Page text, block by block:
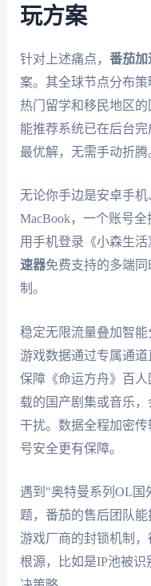
玩方案
针对上述痛点， 番茄加
案。其全球节点分布
热门留学和移民地区
能推荐系统已在后台
最优解，无需手动折腾
无论你手边是安卓手机
MacBook，一个账号
用手机登录《小森生活
速器免费支持的多端
制。
稳定无限流量叠加智能
游戏数据通过专属通
保障《命运方舟》百
载的国产剧集或音乐
干扰。数据全程加密
号安全更有保障。
遇到"奥特曼系列OL国
题，番茄的售后团队
游戏厂商的封锁机制
根源，比如是IP池被